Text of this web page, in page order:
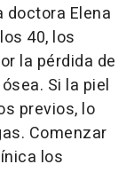
doctora Elena
40, los
la pérdida de
Si la piel
previos, lo
Comenzar
los